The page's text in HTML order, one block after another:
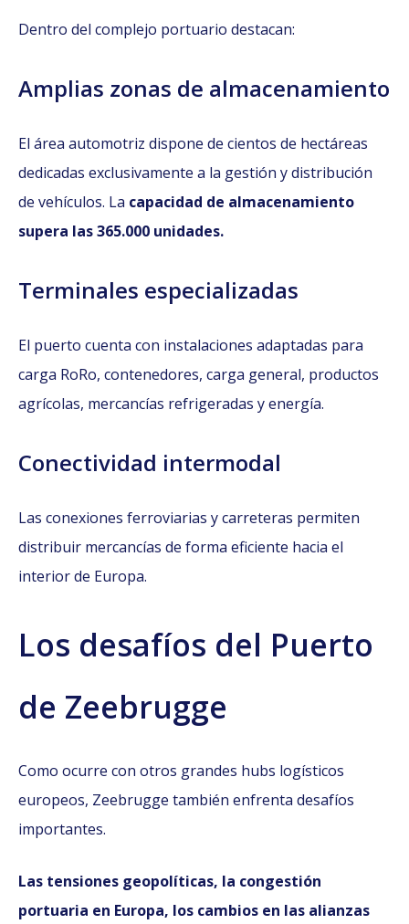
Dentro del complejo portuario destacan:
Amplias zonas de almacenamiento
El área automotriz dispone de cientos de hectáreas
dedicadas exclusivamente a la gestión y distribución
de vehículos. La capacidad de almacenamiento
supera las 365.000 unidades.
Terminales especializadas
El puerto cuenta con instalaciones adaptadas para
carga RoRo, contenedores, carga general, productos
agrícolas, mercancías refrigeradas y energía.
Conectividad intermodal
Las conexiones ferroviarias y carreteras permiten
distribuir mercancías de forma eficiente hacia el
interior de Europa.
Los desafíos del Puerto
de Zeebrugge
Como ocurre con otros grandes hubs logísticos
europeos, Zeebrugge también enfrenta desafíos
importantes.
Las tensiones geopolíticas, la congestión
portuaria en Europa, los cambios en las alianzas